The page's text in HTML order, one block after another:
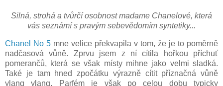
Silná, strohá a tvůrčí osobnost madame Chanelové, která
vás seznámí s pravým sebevědomím syntetiky...
Chanel No 5 mne velice překvapila v tom, že je to poměrně
nadčasová vůně. Zprvu jsem z ní cítila hořkou příchuť
pomerančů, která se však místy mihne jako velmi sladká.
Také je tam hned zpočátku výrazně cítit příznačná vůně
ylang ylang. Parfém je však po celou dobu typicky